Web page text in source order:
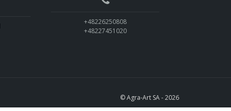
+48226250808
+48227451020
© Agra-Art SA - 2026